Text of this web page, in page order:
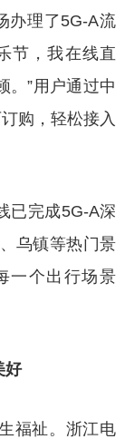
办理了5G-A流
节，我在线直
。”用户通过中
购，轻松接入
已完成5G-A深
乌镇等热门景
一个出行场景
好
福祉。浙江电